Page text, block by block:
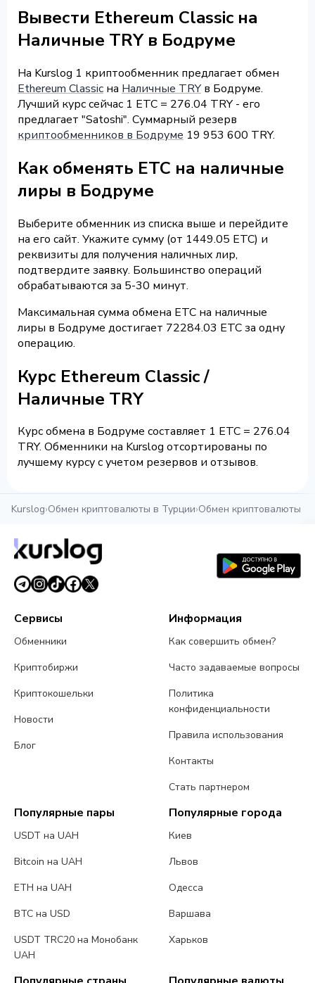
Вывести Ethereum Classic на
Наличные TRY в Бодруме
На Kurslog 1 криптообменник предлагает обмен
Ethereum Classic на Наличные TRY в Бодруме.
Лучший курс сейчас 1 ETC = 276.04 TRY - его
предлагает "Satoshi". Суммарный резерв
криптообменников в Бодруме 19 953 600 TRY.
Как обменять ETC на наличные
лиры в Бодруме
Выберите обменник из списка выше и перейдите
на его сайт. Укажите сумму (от 1449.05 ETC) и
реквизиты для получения наличных лир,
подтвердите заявку. Большинство операций
обрабатываются за 5-30 минут.
Максимальная сумма обмена ETC на наличные
лиры в Бодруме достигает 72284.03 ETC за одну
операцию.
Курс Ethereum Classic /
Наличные TRY
Курс обмена в Бодруме составляет 1 ETC = 276.04
TRY. Обменники на Kurslog отсортированы по
лучшему курсу с учетом резервов и отзывов.
Kurslog›Обмен криптовалюты в Турции›Обмен криптовалюты в
Сервисы
Обменники
Криптобиржи
Криптокошельки
Новости
Блог
Информация
Как совершить обмен?
Часто задаваемые вопросы
Политика
конфиденциальности
Правила использования
Контакты
Стать партнером
Популярные пары
USDT на UAH
Bitcoin на UAH
ETH на UAH
BTC на USD
USDT TRC20 на Монобанк
UAH
Популярные города
Киев
Львов
Одесса
Варшава
Харьков